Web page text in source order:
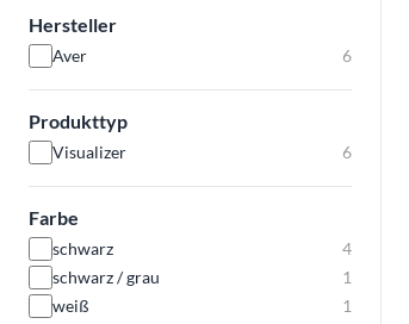
Hersteller
Aver 6
Produkttyp
Visualizer 6
Farbe
schwarz
4
schwarz / grau
1
weiß
1